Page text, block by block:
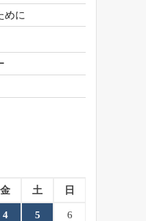
めに
金 土 日
4 5 6